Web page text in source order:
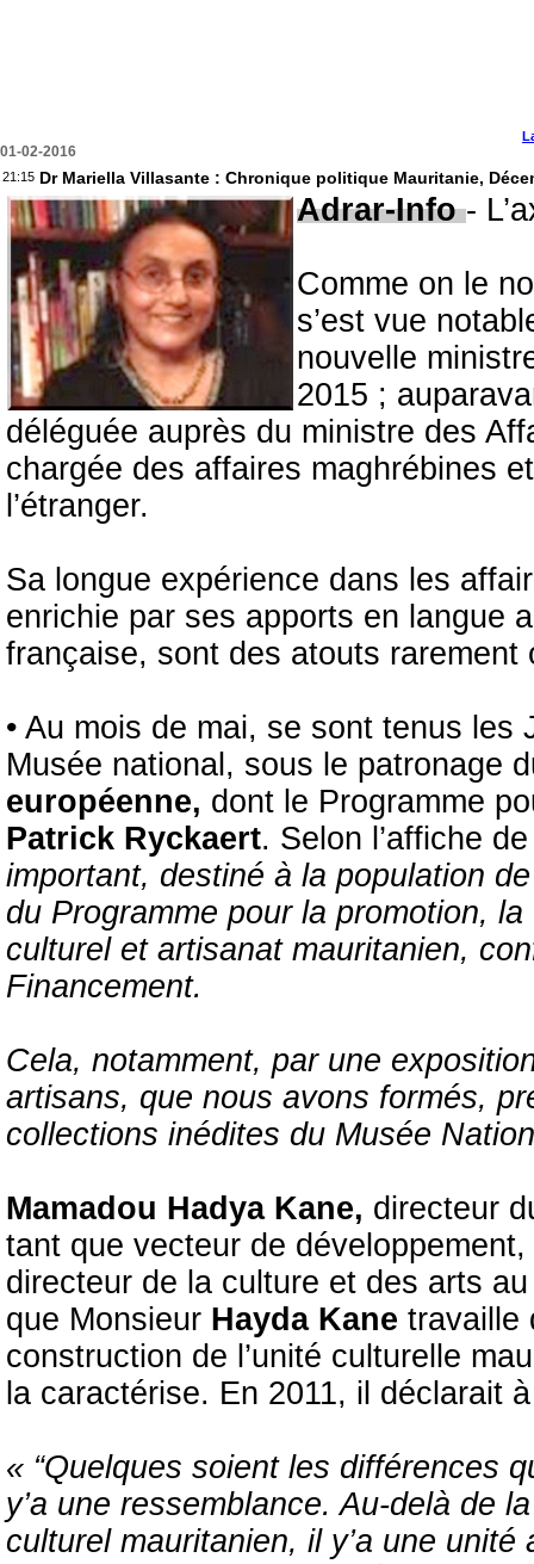
01-02-2016
21:15 Dr Mariella Villasante : Chronique politique Mauritanie,
Adrar-Info-
Comme on le
s’est vue
nouvelle
2015 ;
déléguée auprès du ministre des
chargée des affaires maghrébines
l’étranger.
Sa longue expérience dans les
enrichie par ses apports en langue
française, sont des atouts
• Au mois de mai, se sont tenus les
Musée national, sous le patronage
européenne, dont le Programme
Patrick Ryckaert. Selon l’affiche
important, destiné à la population
du Programme pour la promotion,
culturel et artisanat mauritanien,
Financement.
Cela, notamment, par une
artisans, que nous avons formés,
collections inédites du Musée
Mamadou Hadya Kane, directeur
tant que vecteur de
directeur de la culture et des arts
que Monsieur Hayda Kane travaille
construction de l’unité culturelle
la caractérise. En 2011, il déclarait à
« “Quelques soient les différences
y’a une ressemblance. Au-delà de
culturel mauritanien, il y’a une